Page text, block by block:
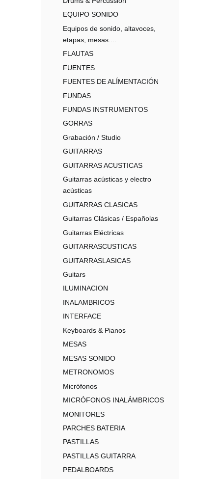
EQUIPO SONIDO
Equipos de sonido, altavoces,
etapas, mesas....
FLAUTAS
FUENTES
FUENTES DE ALÍMENTACIÓN
FUNDAS
FUNDAS INSTRUMENTOS
GORRAS
Grabación / Studio
GUITARRAS
GUITARRAS ACUSTICAS
Guitarras acústicas y electro
acústicas
GUITARRAS CLASICAS
Guitarras Clásicas / Españolas
Guitarras Eléctricas
GUITARRASCUSTICAS
GUITARRASLASICAS
Guitars
ILUMINACION
INALAMBRICOS
INTERFACE
Keyboards & Pianos
MESAS
MESAS SONIDO
METRONOMOS
Micrófonos
MICRÓFONOS INALÁMBRICOS
MONITORES
PARCHES BATERIA
PASTILLAS
PASTILLAS GUITARRA
PEDALBOARDS